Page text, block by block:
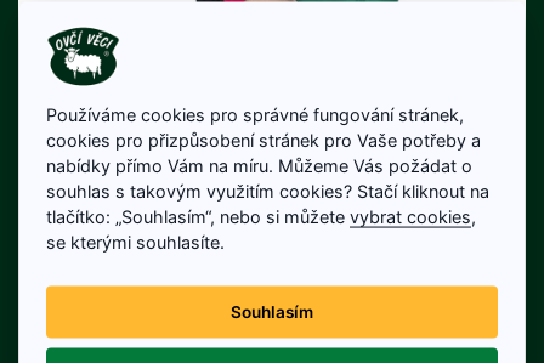
Používáme cookies pro správné fungování stránek,
cookies pro přizpůsobení stránek pro Vaše potřeby a
nabídky přímo Vám na míru. Můžeme Vás požádat o
souhlas s takovým využitím cookies? Stačí kliknout na
tlačítko: „Souhlasím“, nebo si můžetevybrat cookies
se kterými souhlasíte.
Souhlasím